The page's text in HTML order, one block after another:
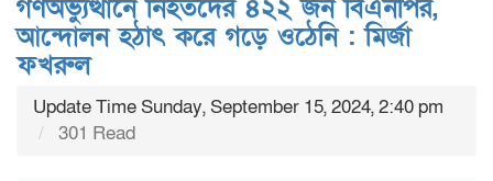
গণঅভ্যুত্থানে নিহতদের ৪২২ জন বিএনপির,
আন্দোলন হঠাৎ করে গড়ে ওঠেনি : মির্জা
ফখরুল
Update Time Sunday, September 15, 2024, 2:40 pm
301 Read